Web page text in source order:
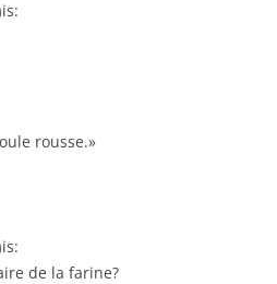
rousse.»
de la farine?